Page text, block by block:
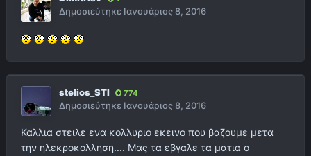
Δημοσιεύτηκε Ιανουάριος 8, 2016
stelios_STI 774
Δημοσιεύτηκε Ιανουάριος 8, 2016
Καλλια στειλε ενα κολλυριο εκεινο που βαζουμε μετα
την ηλεκροκολληση.... Μας τα εβγαλε τα ματια ο